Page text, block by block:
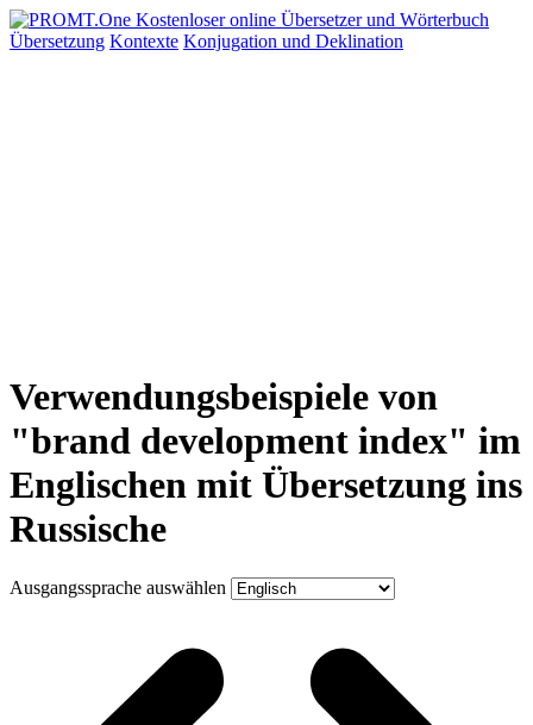
Übersetzung Kontexte Konjugation und Deklination
Verwendungsbeispiele von
"brand development index" im
Englischen mit Übersetzung ins
Russische
Ausgangssprache auswählen